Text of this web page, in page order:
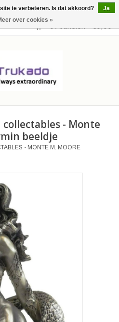
0 Artikelen - €0,00
- Monte
beeldje
- MONTE M. MOORE
te verbeteren. Is dat akkoord?
Ja
over cookies »